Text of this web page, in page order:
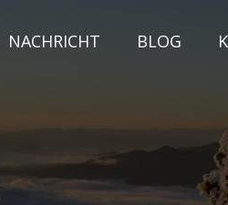
NACHRICHT BLOG